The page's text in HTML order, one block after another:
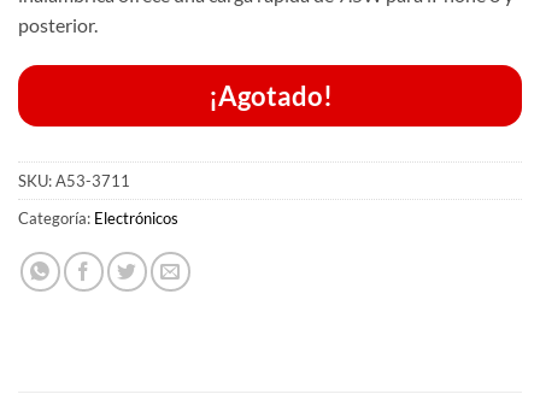
posterior.
¡Agotado!
SKU:A53-3711
Categoría: Electrónicos